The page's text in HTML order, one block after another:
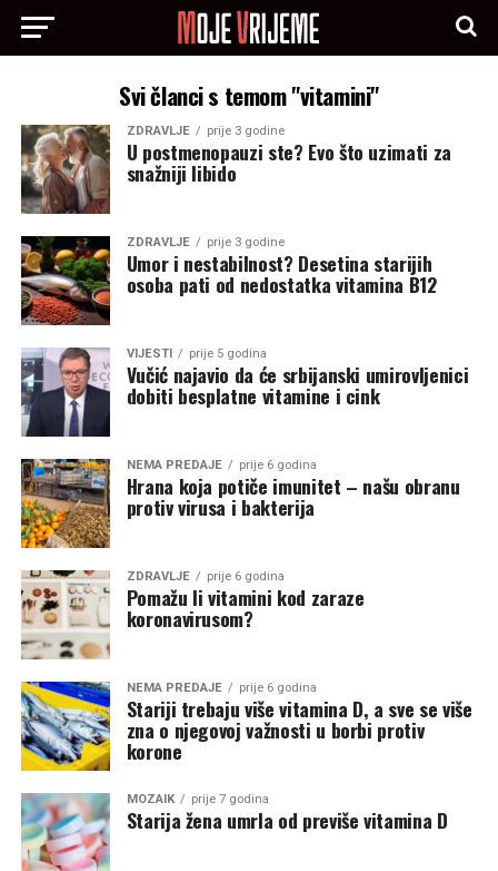
Svi članci s temom "vitamini"
ZDRAVLJE prije 3 godine
U postmenopauzi ste? Evo što uzimati za
snažniji libido
ZDRAVLJE prije 3 godine
Umor i nestabilnost? Desetina starijih
osoba pati od nedostatka vitamina B12
VIJESTI prije 5 godina
Vučić najavio da će srbijanski umirovljenici
dobiti besplatne vitamine i cink
NEMA PREDAJE prije 6 godina
Hrana koja potiče imunitet – našu obranu
protiv virusa i bakterija
ZDRAVLJE prije 6 godina
Pomažu li vitamini kod zaraze
koronavirusom?
NEMA PREDAJE prije 6 godina
Stariji trebaju više vitamina D, a sve se više
zna o njegovoj važnosti u borbi protiv
korone
MOZAIK prije 7 godina
Starija žena umrla od previše vitamina D